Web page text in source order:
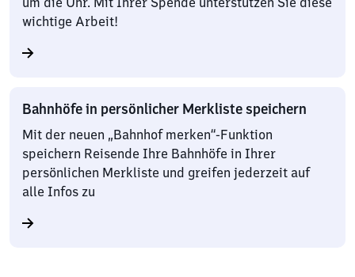
wichtige Arbeit!
Bahnhöfe in persönlicher Merkliste speichern
Mit der neuen „Bahnhof merken“-Funktion
speichern Reisende Ihre Bahnhöfe in Ihrer
persönlichen Merkliste und greifen jederzeit auf
alle Infos zu